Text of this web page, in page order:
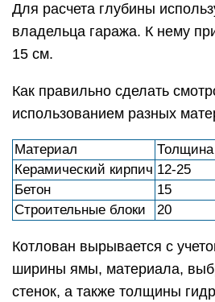
Для расчета глубины
владельца гаража. К нему
15 см.
Как правильно сделать
использованием разных
Материал
Толщина
Керамический кирпич 12-25
Бетон
15
Строительные блоки
20
Котлован вырывается с
ширины ямы, материала,
стенок, а также толщины